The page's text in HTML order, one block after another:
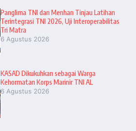
Panglima TNI dan Menhan Tinjau Latihan
Terintegrasi TNI 2026, Uji Interoperabilitas
Tri Matra
6 Agustus 2026
KASAD Dikukuhkan sebagai Warga
Kehormatan Korps Marinir TNI AL
6 Agustus 2026